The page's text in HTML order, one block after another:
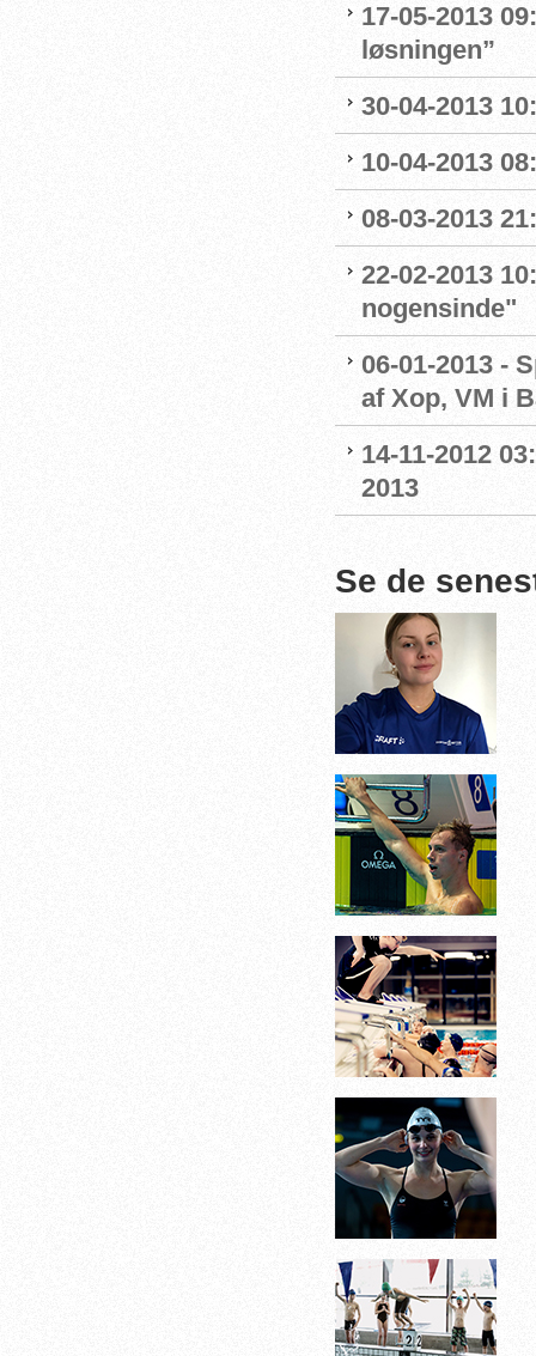
17-05-2013
løsningen”
30-04-2013
10-04-2013
08-03-2013
22-02-2013
nogensinde"
06-01-2013 -
af Xop, VM i
14-11-2012
2013
Se de